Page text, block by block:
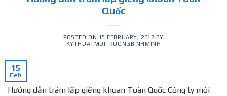
Quốc
POSTED ON 15 FEBRUARY, 2017 BY
KYTHUATMOITRUONGBINHMINH
15
Feb
Hướng dẫn trám lấp giếng khoan Toàn Quốc Công ty môi